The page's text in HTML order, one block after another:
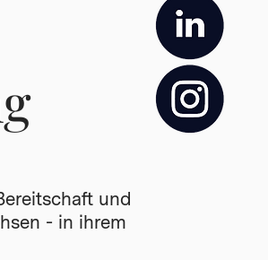
und
- in ihrem